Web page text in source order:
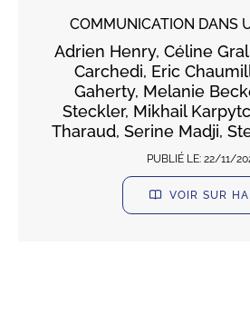
COMMUNICATION DANS
Adrien Henry, Céline
Carchedi, Eric
Gaherty, Melanie
Steckler, Mikhail
Tharaud, Serine Madji,
PUBLIÉ LE: 22/11/
VOIR SUR